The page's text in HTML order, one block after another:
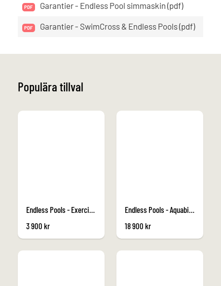
Garantier - Endless Pool simmaskin (pdf)
Garantier - SwimCross & Endless Pools (pdf)
Populära tillval
Endless Pools - Exercise Kit
3 900 kr
Endless Pools - Aquabike
18 900 kr